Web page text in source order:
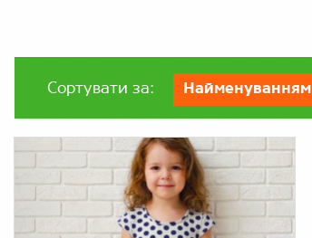
Сортувати за: Найменуванням